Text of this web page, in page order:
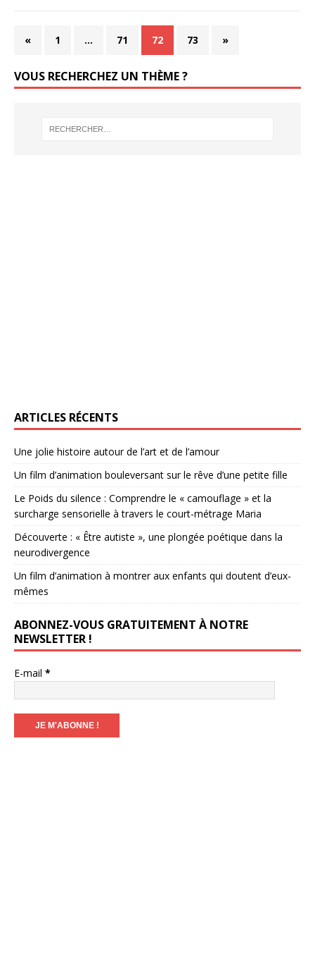
« 1 … 71 72 73 »
VOUS RECHERCHEZ UN THÈME ?
ARTICLES RÉCENTS
Une jolie histoire autour de l’art et de l’amour
Un film d’animation bouleversant sur le rêve d’une petite fille
Le Poids du silence : Comprendre le « camouflage » et la
surcharge sensorielle à travers le court-métrage Maria
Découverte : « Être autiste », une plongée poétique dans la
neurodivergence
Un film d’animation à montrer aux enfants qui doutent d’eux-
mêmes
ABONNEZ-VOUS GRATUITEMENT À NOTRE
NEWSLETTER !
E-mail *